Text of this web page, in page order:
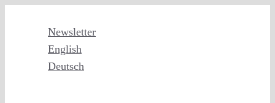
Newsletter
English
Deutsch